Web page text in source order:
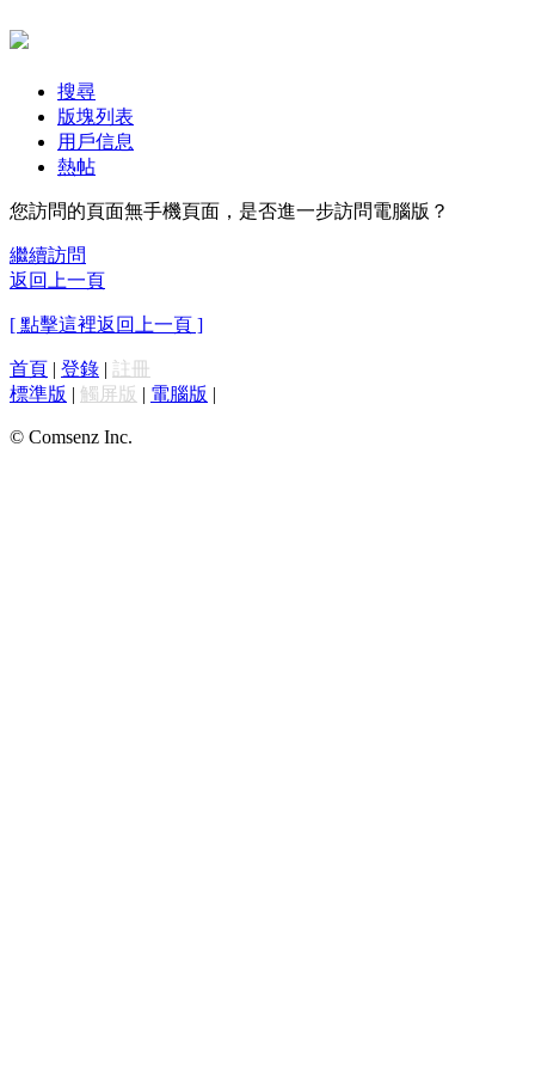
搜尋
版塊列表
用戶信息
熱帖
您訪問的頁面無手機頁面，是否進一步訪問電腦版？
繼續訪問
返回上一頁
[ 點擊這裡返回上一頁 ]
首頁 | 登錄 | 註冊
標準版 | 觸屏版 | 電腦版 |
© Comsenz Inc.